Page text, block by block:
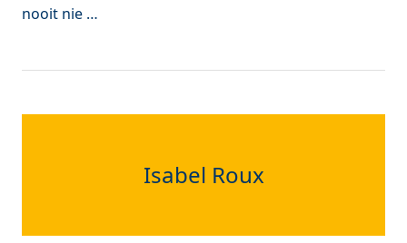
nooit nie …
Isabel Roux